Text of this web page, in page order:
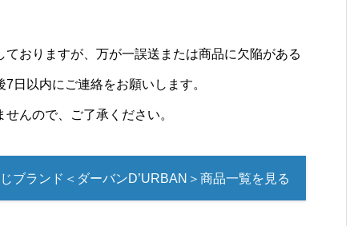
おりますが、万が一誤送または商品に欠陥がある
日以内にご連絡をお願いします。
んので、ご了承ください。
ブランド＜ダーバンD’URBAN＞商品一覧を見る